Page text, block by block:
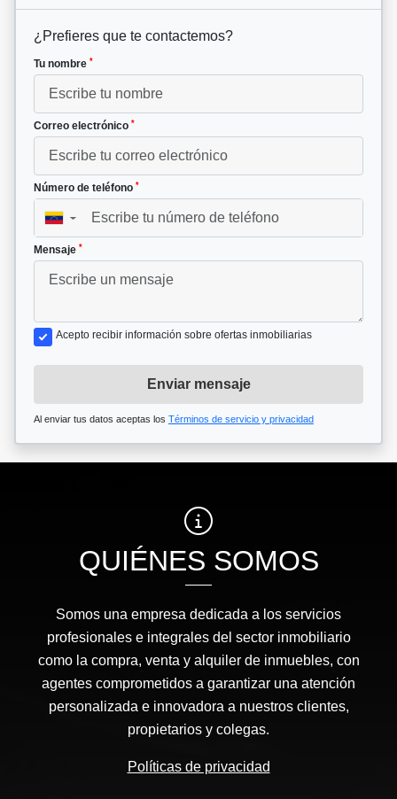
¿Prefieres que te contactemos?
Tu nombre *
Correo electrónico *
Número de teléfono *
▼
Mensaje *
Acepto recibir información sobre ofertas inmobiliarias
Enviar mensaje
Al enviar tus datos aceptas los Términos de servicio y privacidad
QUIÉNES SOMOS
Somos una empresa dedicada a los servicios
profesionales e integrales del sector inmobiliario
como la compra, venta y alquiler de inmuebles, con
agentes comprometidos a garantizar una atención
personalizada e innovadora a nuestros clientes,
propietarios y colegas.
Políticas de privacidad